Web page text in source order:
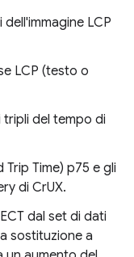
LCP
LCP (testo o
del tempo di
Time) p75 e gli
di CrUX.
dal set di dati
sostituzione a